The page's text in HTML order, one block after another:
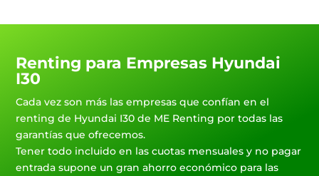
Renting para Empresas Hyundai
I30
Cada vez son más las empresas que confían en el
renting de Hyundai I30 de ME Renting por todas las
garantías que ofrecemos.
Tener todo incluido en las cuotas mensuales y no pagar
entrada supone un gran ahorro económico para las